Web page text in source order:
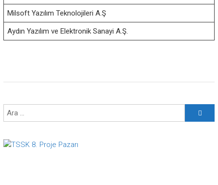
Milsoft Yazılım Teknolojileri A.Ş
Aydın Yazılım ve Elektronik Sanayi A.Ş.